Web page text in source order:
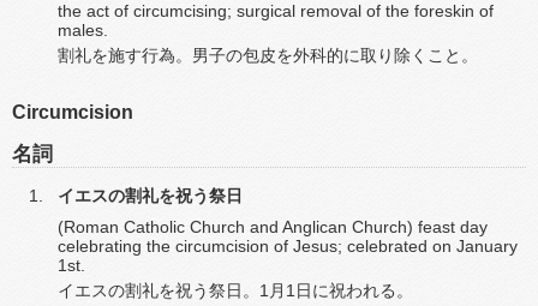
the act of circumcising; surgical removal of the foreskin of
males.
割礼を施す行為。男子の包皮を外科的に取り除くこと。
Circumcision
名詞
イエスの割礼を祝う祭日
(Roman Catholic Church and Anglican Church) feast day
celebrating the circumcision of Jesus; celebrated on January
1st.
イエスの割礼を祝う祭日。1月1日に祝われる。